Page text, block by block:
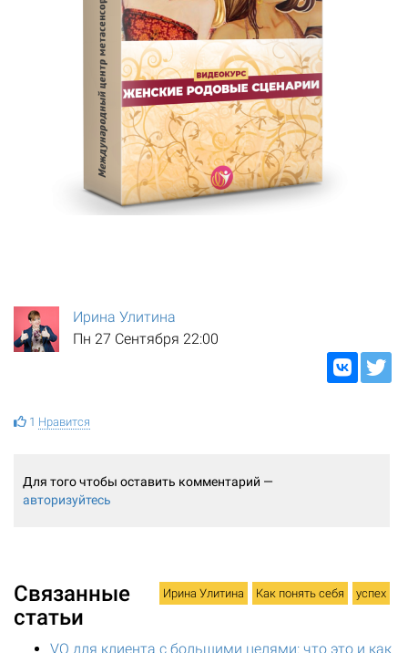
Ирина Улитина
Пн 27 Сентября 22:00
1 Нравится
Для того чтобы оставить комментарий —
авторизуйтесь
Ирина Улитина Как понять себя успех
Связанные
статьи
VQ для клиента с большими целями: что это и как